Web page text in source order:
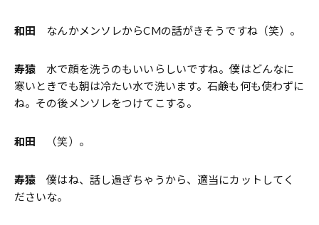
和田 なんかメンソレからCMの話がきそうですね（笑）。
寿猿 水で顔を洗うのもいいらしいですね。僕はどんなに
寒いときでも朝は冷たい水で洗います。石鹸も何も使わずに
ね。その後メンソレをつけてこする。
和田 （笑）。
寿猿 僕はね、話し過ぎちゃうから、適当にカットしてく
ださいな。